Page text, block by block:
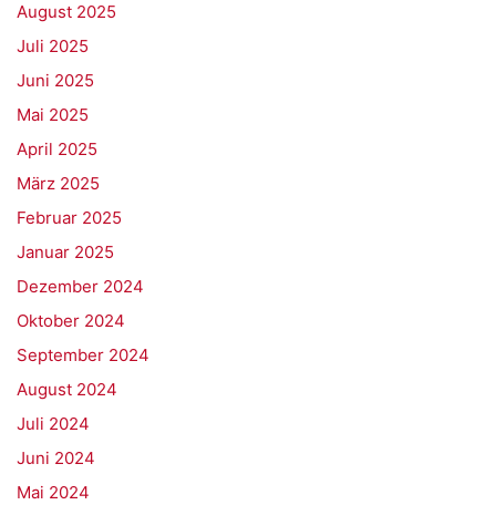
August 2025
Juli 2025
Juni 2025
Mai 2025
April 2025
März 2025
Februar 2025
Januar 2025
Dezember 2024
Oktober 2024
September 2024
August 2024
Juli 2024
Juni 2024
Mai 2024